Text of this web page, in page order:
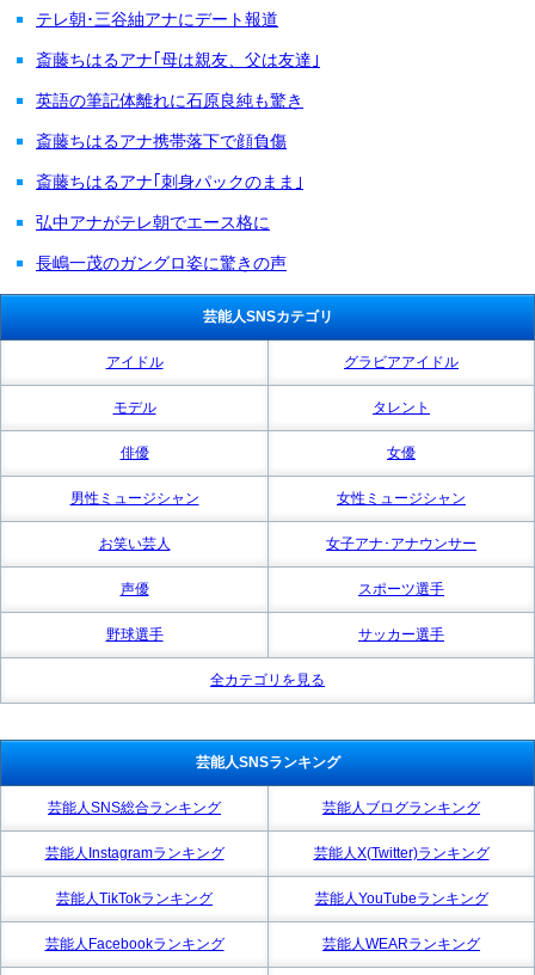
テレ朝･三谷紬アナにデート報道
斎藤ちはるアナ｢母は親友、父は友達｣
英語の筆記体離れに石原良純も驚き
斎藤ちはるアナ携帯落下で顔負傷
斎藤ちはるアナ｢刺身パックのまま｣
弘中アナがテレ朝でエース格に
長嶋一茂のガングロ姿に驚きの声
芸能人SNSカテゴリ
アイドル グラビアアイドル
モデル タレント
俳優 女優
男性ミュージシャン 女性ミュージシャン
お笑い芸人 女子アナ･アナウンサー
声優 スポーツ選手
野球選手 サッカー選手
全カテゴリを見る
芸能人SNSランキング
芸能人SNS総合ランキング 芸能人ブログランキング
芸能人Instagramランキング 芸能人X(Twitter)ランキング
芸能人TikTokランキング 芸能人YouTubeランキング
芸能人Facebookランキング 芸能人WEARランキング